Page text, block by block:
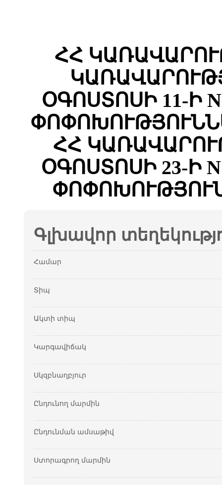
ՀՀ
ՕԳՈՍՏՈՍԻ 11-Ի
ՀՀ
ՕԳՈՍՏՈՍԻ 23-Ի
Գլխավոր
Համար
Տիպ
Ակտի տիպ
Կարգավիճակ
Սկզբնաղբյուր
Ընդունող մարմին
Ընդունման ամսաթիվ
Ստորագրող մարմին